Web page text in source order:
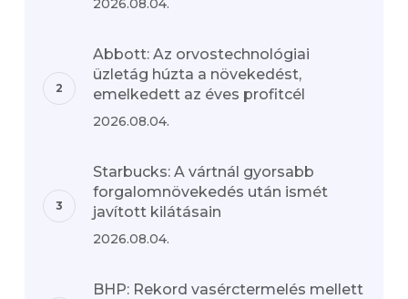
2026.08.04.
Abbott: Az orvostechnológiai
üzletág húzta a növekedést,
emelkedett az éves profitcél
2026.08.04.
Starbucks: A vártnál gyorsabb
forgalomnövekedés után ismét
javított kilátásain
2026.08.04.
BHP: Rekord vasérctermelés mellett